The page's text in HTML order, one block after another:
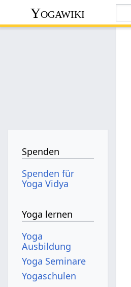
Yogawiki
Spenden
Spenden für
Yoga Vidya
Yoga lernen
Yoga
Ausbildung
Yoga Seminare
Yogaschulen